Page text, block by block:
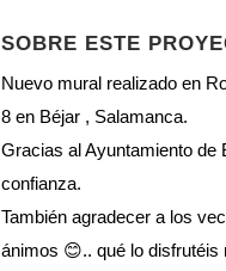
SOBRE ESTE
Nuevo mural realizado en
8 en Béjar , Salamanca.
Gracias al Ayuntamiento de
confianza.
También agradecer a los
ánimos 😊.. qué lo disfrutéis